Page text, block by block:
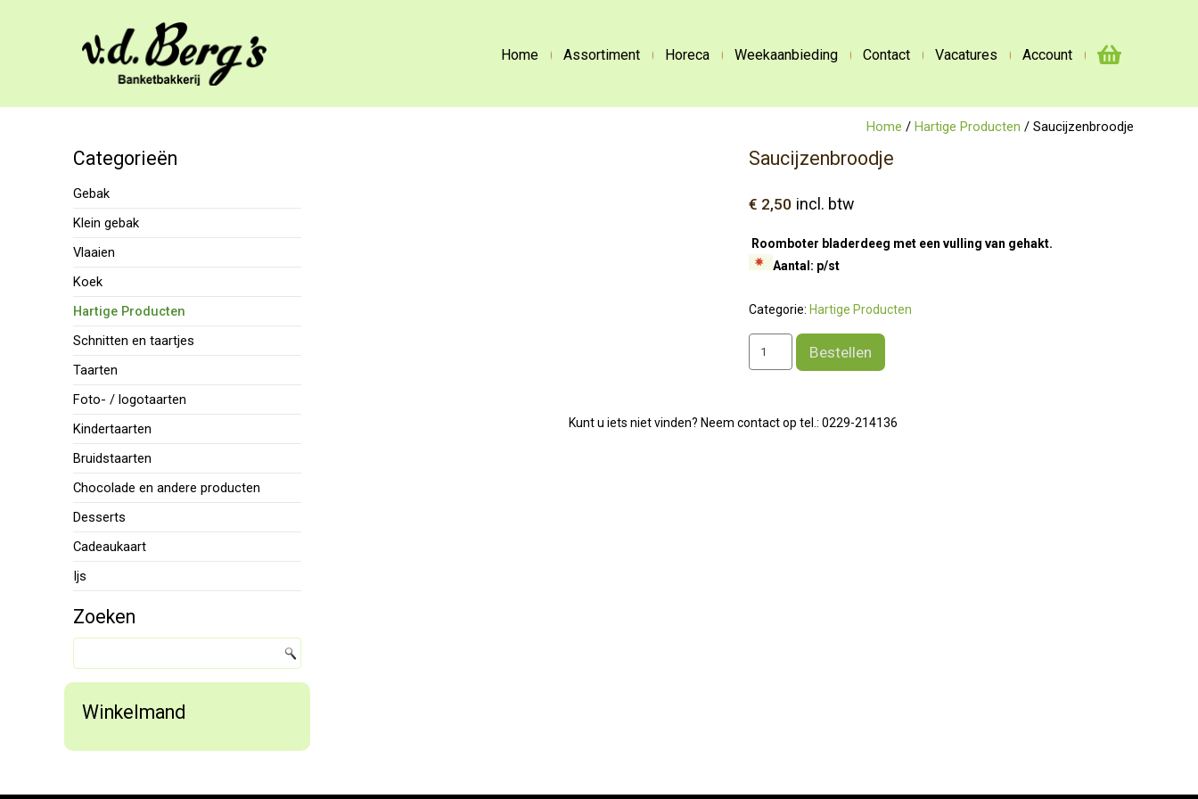
Home Assortiment Horeca Weekaanbieding Contact Vacatures Account
Categorieën
Gebak
Klein gebak
Vlaaien
Koek
Hartige Producten
Schnitten en taartjes
Taarten
Foto- / logotaarten
Kindertaarten
Bruidstaarten
Chocolade en andere producten
Desserts
Cadeaukaart
Ijs
Zoeken
Winkelmand
Home / Hartige Producten / Saucijzenbroodje
Saucijzenbroodje
€ 2,50 incl. btw
Roomboter bladerdeeg met een vulling van gehakt.
Aantal: p/st
Categorie: Hartige Producten
Saucijzenbroodje
aantal
Bestellen
Kunt u iets niet vinden? Neem contact op tel.: 0229-214136